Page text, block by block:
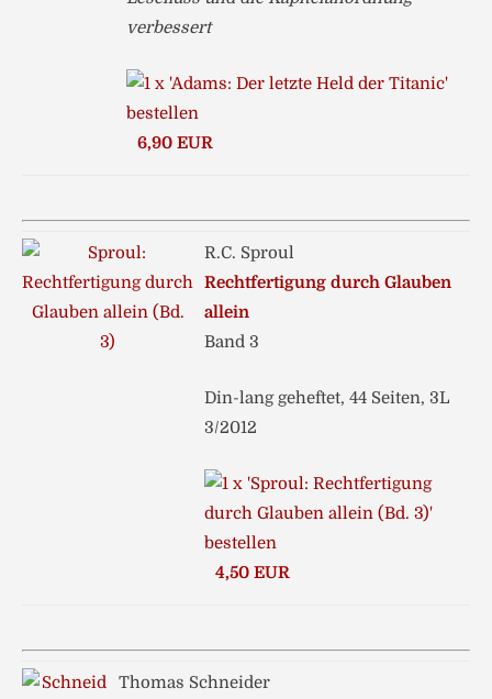
verbessert
6,90 EUR
R.C. Sproul
Rechtfertigung durch Glauben
allein
Band 3
Din-lang geheftet, 44 Seiten, 3L
3/2012
4,50 EUR
Thomas Schneider